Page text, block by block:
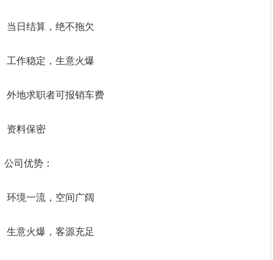
当日结算，绝不拖欠
工作稳定，生意火爆
外地求职者可报销车费
资料保密
公司优势：
环境一流，空间广阔
生意火爆，客源充足